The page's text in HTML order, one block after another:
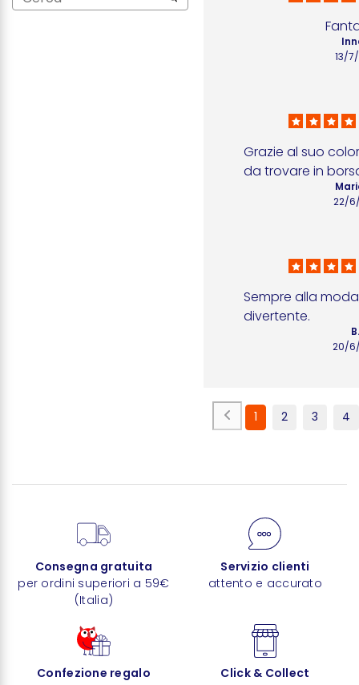
13/
Grazie al suo
da trovare in
22/
Sempre alla
divertente.
20/
1 2 3 4
Consegna gratuita
per ordini superiori a 59€
(Italia)
Servizio clienti
attento e accurato
Confezione regalo
Click & Collect